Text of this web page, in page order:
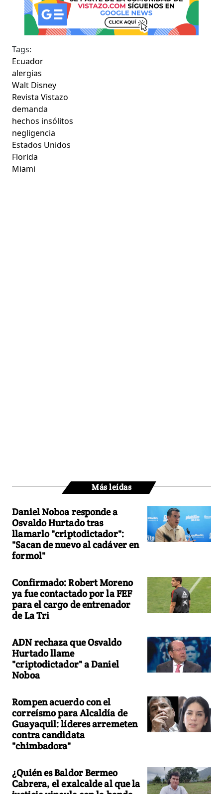
Tags:
Ecuador
alergias
Walt Disney
Revista Vistazo
demanda
hechos insólitos
negligencia
Estados Unidos
Florida
Miami
Más leídas
Daniel Noboa responde a
Osvaldo Hurtado tras
llamarlo "criptodictador":
"Sacan de nuevo al cadáver en
formol"
Confirmado: Robert Moreno
ya fue contactado por la FEF
para el cargo de entrenador
de La Tri
ADN rechaza que Osvaldo
Hurtado llame
"criptodictador" a Daniel
Noboa
Rompen acuerdo con el
correísmo para Alcaldía de
Guayaquil: líderes arremeten
contra candidata
"chimbadora"
¿Quién es Baldor Bermeo
Cabrera, el exalcalde al que la